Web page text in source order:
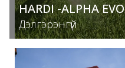
HARDI -ALPHA EVO
Дэлгэрэнгүй